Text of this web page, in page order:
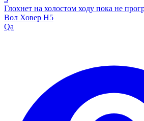
Глохнет на холостом ходу пока не
Вол Ховер Н5
Qa